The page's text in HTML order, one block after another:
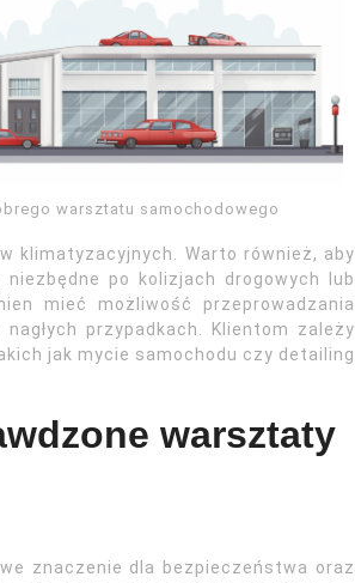
warsztatu samochodowego
klimatyzacyjnych. Warto również, aby
po kolizjach drogowych lub
mieć możliwość przeprowadzania
przypadkach. Klientom zależy
jak mycie samochodu czy detailing
warsztaty
znaczenie dla bezpieczeństwa oraz